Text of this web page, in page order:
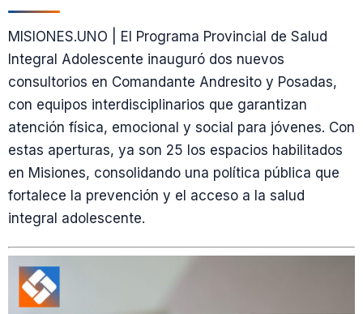
MISIONES.UNO | El Programa Provincial de Salud
Integral Adolescente inauguró dos nuevos
consultorios en Comandante Andresito y Posadas,
con equipos interdisciplinarios que garantizan
atención física, emocional y social para jóvenes. Con
estas aperturas, ya son 25 los espacios habilitados
en Misiones, consolidando una política pública que
fortalece la prevención y el acceso a la salud
integral adolescente.